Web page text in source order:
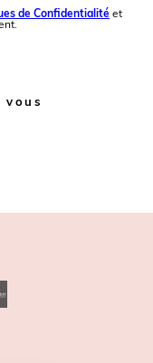
de Confidentialité et
vous